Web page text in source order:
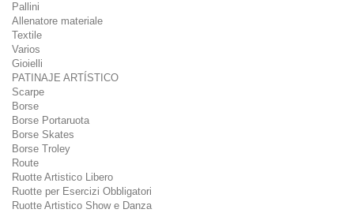
Pallini
Allenatore materiale
Textile
Varios
Gioielli
PATINAJE ARTÍSTICO
Scarpe
Borse
Borse Portaruota
Borse Skates
Borse Troley
Route
Ruotte Artistico Libero
Ruotte per Esercizi Obbligatori
Ruotte Artistico Show e Danza